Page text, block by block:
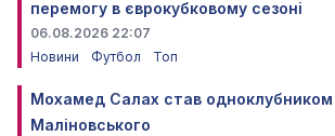
перемогу в єврокубковому сезоні
06.08.2026 22:07
Новини
Футбол Топ
Мохамед Салах став одноклубником
Маліновського